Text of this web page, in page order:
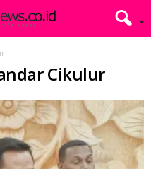
Cikulur